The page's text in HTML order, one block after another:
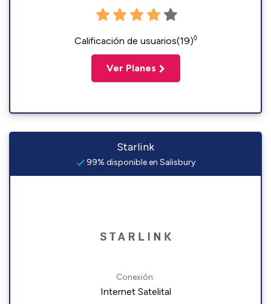
Calificación de usuarios(19)◊
Ver Planes
Starlink
99% disponible en Salisbury
Conexión:
Internet Satelital